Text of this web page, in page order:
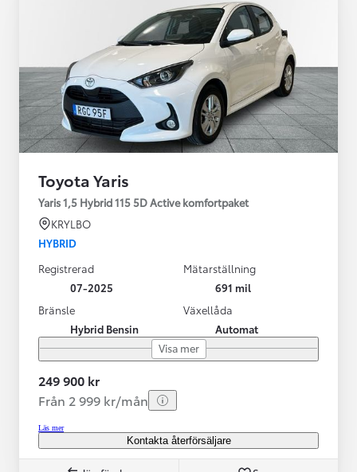
Toyota Yaris
Yaris 1,5 Hybrid 115 5D Active komfortpaket
KRYLBO
HYBRID
Registrerad
07-2025
Mätarställning
691 mil
Bränsle
Hybrid Bensin
Växellåda
Automat
Visa mer
249 900 kr
Från 2 999 kr/mån
Läs mer
Kontakta återförsäljare